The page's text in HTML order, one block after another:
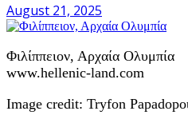
August 21, 2025
Φιλίππειον, Αρχαία Ολυμπία
www.hellenic-land.com
Image credit: Tryfon